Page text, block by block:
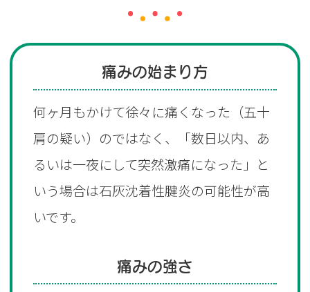
痛みの始まり方
何ヶ月もかけて徐々に痛くなった（五十
肩の疑い）のではなく、「数日以内、あ
るいは一夜にして突然激痛になった」と
いう場合は石灰沈着性腱炎の可能性が高
いです。
痛みの強さ